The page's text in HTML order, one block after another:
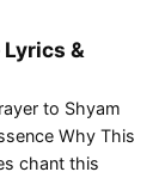
– Lyrics &
Prayer to Shyam
Why This
chant this